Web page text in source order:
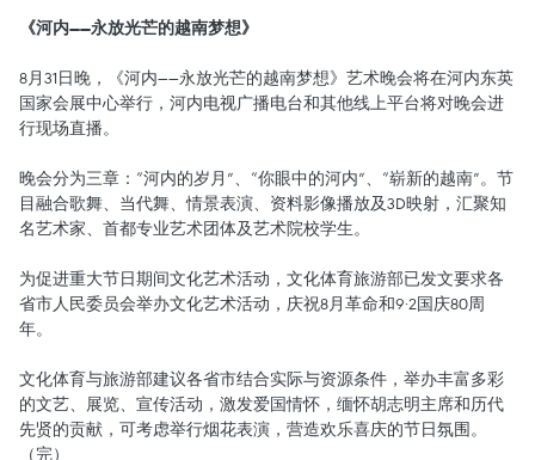
《河内——永放光芒的越南梦想》
8月31日晚，《河内——永放光芒的越南梦想》艺术晚会将在河内东英
国家会展中心举行，河内电视广播电台和其他线上平台将对晚会进
行现场直播。
晚会分为三章：“河内的岁月”、“你眼中的河内”、“崭新的越南”。节
目融合歌舞、当代舞、情景表演、资料影像播放及3D映射，汇聚知
名艺术家、首都专业艺术团体及艺术院校学生。
为促进重大节日期间文化艺术活动，文化体育旅游部已发文要求各
省市人民委员会举办文化艺术活动，庆祝8月革命和9·2国庆80周
年。
文化体育与旅游部建议各省市结合实际与资源条件，举办丰富多彩
的文艺、展览、宣传活动，激发爱国情怀，缅怀胡志明主席和历代
先贤的贡献，可考虑举行烟花表演，营造欢乐喜庆的节日氛围。
（完）